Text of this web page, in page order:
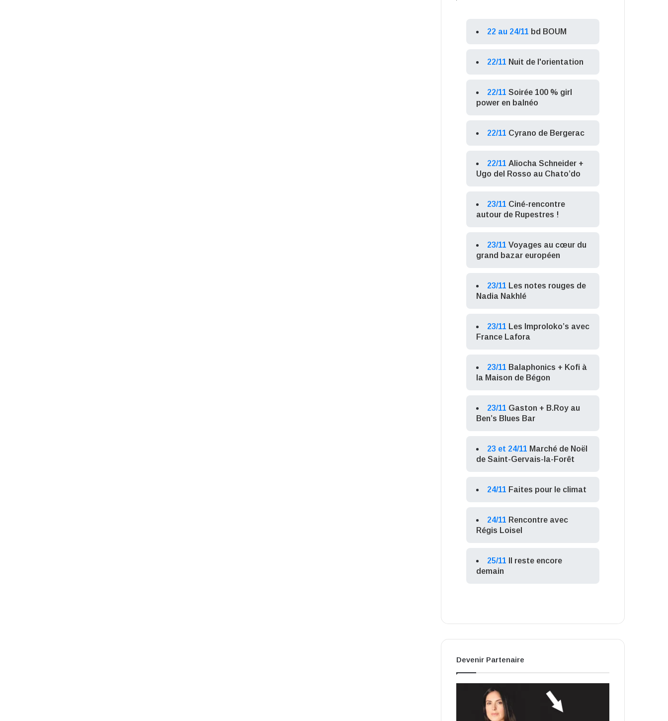
22 au 24/11 bd BOUM
22/11 Nuit de l'orientation
22/11 Soirée 100 % girl
power en balnéo
22/11 Cyrano de Bergerac
22/11 Aliocha Schneider +
Ugo del Rosso au Chato’do
23/11 Ciné-rencontre
autour de Rupestres !
23/11 Voyages au cœur du
grand bazar européen
23/11 Les notes rouges de
Nadia Nakhlé
23/11 Les Improloko’s avec
France Lafora
23/11 Balaphonics + Kofi à
la Maison de Bégon
23/11 Gaston + B.Roy au
Ben’s Blues Bar
23 et 24/11 Marché de Noël
de Saint-Gervais-la-Forêt
24/11 Faites pour le climat
24/11 Rencontre avec
Régis Loisel
25/11
Il reste encore
demain
Devenir Partenaire